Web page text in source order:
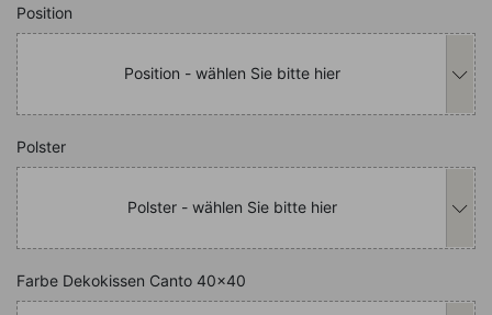
Nachfolgend können Sie das
Position
Position - wählen Sie bitte hier
Nachfolgend können Sie das
Polster
Polster - wählen Sie bitte hier
Nachfolgend können Sie das
Farbe Dekokissen Canto 40x40